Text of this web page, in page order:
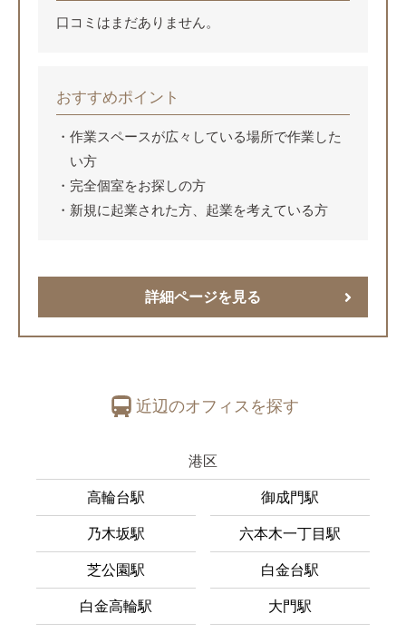
口コミはまだありません。
おすすめポイント
作業スペースが広々している場所で作業した
い方
完全個室をお探しの方
新規に起業された方、起業を考えている方
詳細ページを見る
近辺のオフィスを探す
港区
高輪台駅 御成門駅
乃木坂駅 六本木一丁目駅
芝公園駅 白金台駅
白金高輪駅 大門駅